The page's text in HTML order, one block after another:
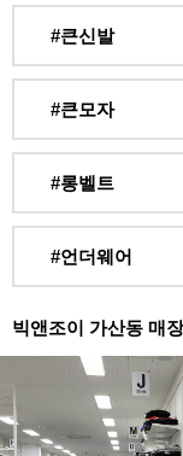
#큰신발
#큰모자
#롱벨트
#언더웨어
빅앤조이 가산동 매장